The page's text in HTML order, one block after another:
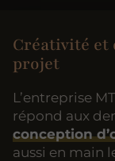
Créativité et
projet
L’entreprise
répond aux
conception
aussi en main